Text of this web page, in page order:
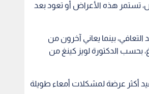
تستمر هذه الأعراض أو تعود بعد
بينما يعاني آخرون من
بحسب الدكتورة لويز كينغ من
أكثر عرضة لمشكلات أمعاء طويلة